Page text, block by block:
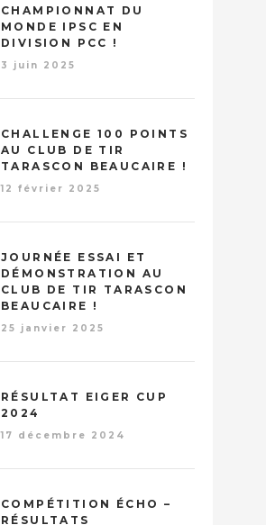
CHAMPIONNAT DU
MONDE IPSC EN
DIVISION PCC !
3 juin 2025
CHALLENGE 100 POINTS
AU CLUB DE TIR
TARASCON BEAUCAIRE !
12 février 2025
JOURNÉE ESSAI ET
DÉMONSTRATION AU
CLUB DE TIR TARASCON
BEAUCAIRE !
25 janvier 2025
RÉSULTAT EIGER CUP
2024
17 décembre 2024
COMPÉTITION ÉCHO –
RÉSULTATS